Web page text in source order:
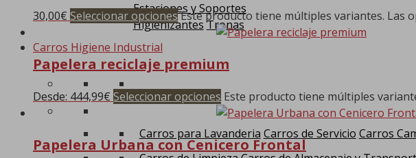
Estaciones y Soportes
Higienizantes Tronas
Carros Higiene Industrial
Carros para Lavanderia Carros de Servicio Carros
30,00€ Seleccionar opciones Este producto tiene múltiples variantes. Las
Papelera reciclaje premium
Desde: 444,99€ Seleccionar opciones Este producto tiene múltiples
Papelera Urbana con Cenicero Frontal